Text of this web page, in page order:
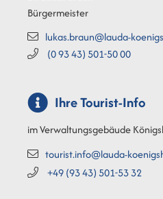
Bürgermeister
lukas.braun@lauda-
(09343) 501-5000
Ihre Tourist-Info
im Verwaltungsgebäude
tourist.info@lauda-
+49 (9343) 501-5332